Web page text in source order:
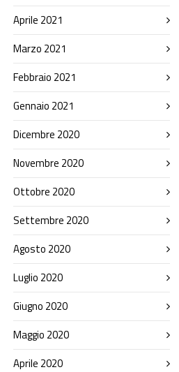
Aprile 2021
Marzo 2021
Febbraio 2021
Gennaio 2021
Dicembre 2020
Novembre 2020
Ottobre 2020
Settembre 2020
Agosto 2020
Luglio 2020
Giugno 2020
Maggio 2020
Aprile 2020